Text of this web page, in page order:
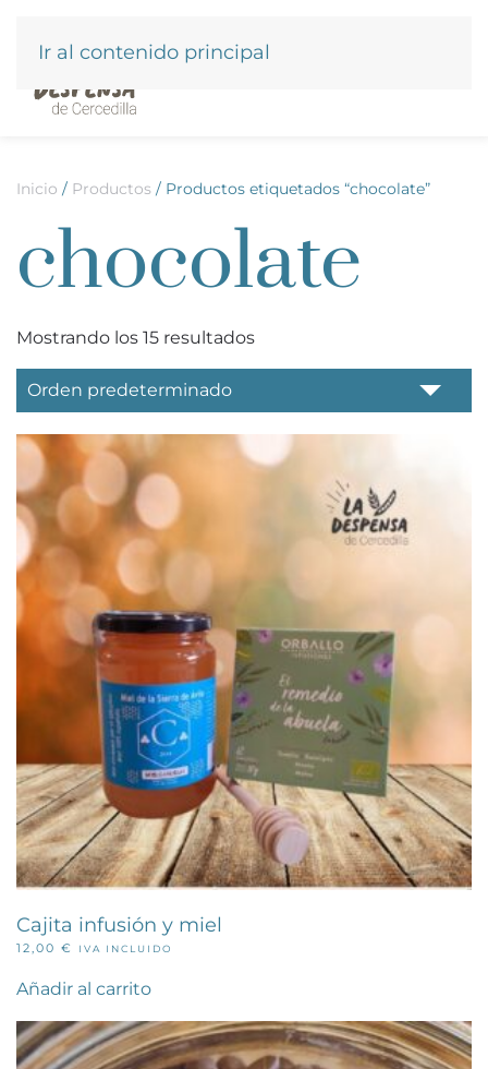
Ir al contenido principal
Inicio / Productos / Productos etiquetados “chocolate”
chocolate
Mostrando los 15 resultados
Cajita infusión y miel
12,00 € IVA INCLUIDO
Añadir al carrito